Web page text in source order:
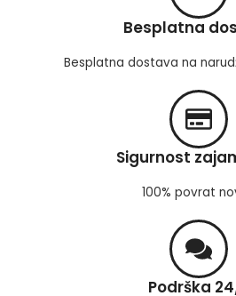
Besplatna
Besplatna dostava na
Sigurnost
100% povrat
Podrška